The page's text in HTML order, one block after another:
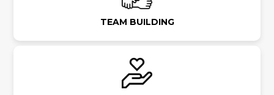
TEAM BUILDING